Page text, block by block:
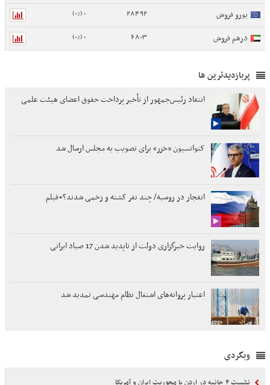
یورو فروش 28492
0 (0%)
درهم فروش 6803
0 (0%)
پربازدیدترین ها
انتقاد رئیس‌جمهور از تأخیر پرداخت حقوق اعضای هیئت علمی
کنوانسیون «خزر» برای تصویب به مجلس ارسال شد
انفجار در روسیه/ چند نفر کشته و زخمی شدند؟+فیلم
روایت خبرگزاری دولت از ناپدید شدن 17 صیاد ایرانی
اعتبار پروانه‌های اشتغال نظام مهندسی تمدید شد
وبگردی